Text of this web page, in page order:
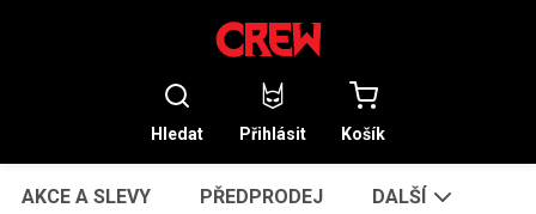
Hledat Přihlásit Košík
AKCE A SLEVY PŘEDPRODEJ DALŠÍ